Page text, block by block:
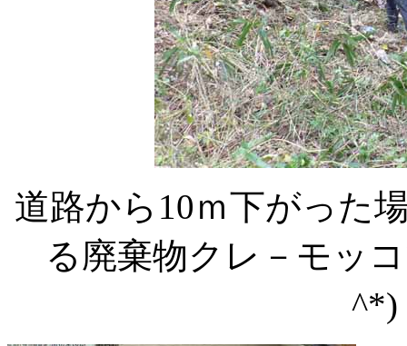
道路から10ｍ下がった
る廃棄物クレ－モッ
^*)